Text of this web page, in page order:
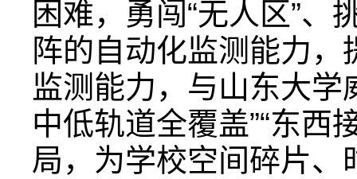
困难，勇闯“无人区”、
阵的自动化监测能力
监测能力，与山东大学
中低轨道全覆盖”“东西
局，为学校空间碎片